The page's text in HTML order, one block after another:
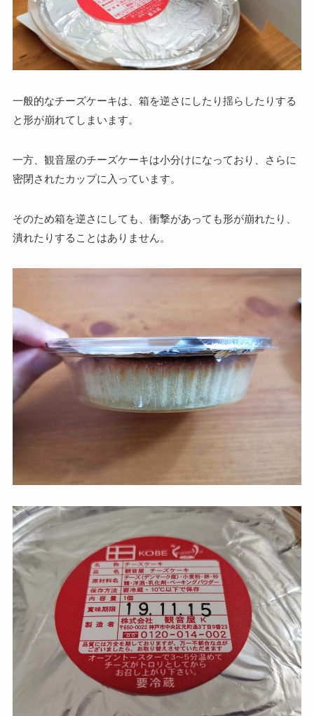
一般的なチーズケーキは、箱を逆さにしたり揺らしたりする
と形が崩れてしまいます。
一方、観音屋のチーズケーキは小分けになっており、さらに
密閉されたカップに入っています。
そのため箱を逆さにしても、衝撃があっても形が崩れたり、
潰れたりすることはありません。